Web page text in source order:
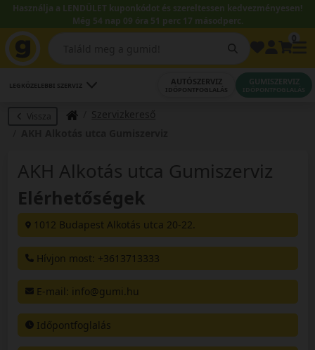
Használja a LENDÜLET kuponkódot és szereltessen kedvezményesen!
Még 54 nap 09 óra 51 perc 16 másodperc.
LEGKÖZELEBBI SZERVIZ AUTÓSZERVIZ
IDŐPONTFOGLALÁS
GUMISZERVIZ
IDŐPONTFOGLALÁS
Vissza
Szervizkereső
AKH Alkotás utca Gumiszerviz
Elérhetőségek
1012 Budapest Alkotás utca 20-22.
Hívjon most: +3613713333
E-mail: info@gumi.hu
Időpontfoglalás